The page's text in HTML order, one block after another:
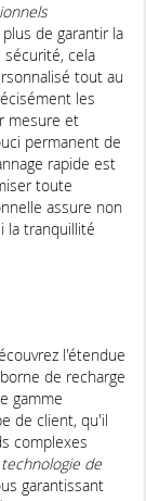
de garantir la
cela
tout au
les
mesure et
permanent de
rapide est
toute
assure non
la tranquillité
l'étendue
de recharge
gamme
de client, qu'il
complexes
technologie de
garantissant